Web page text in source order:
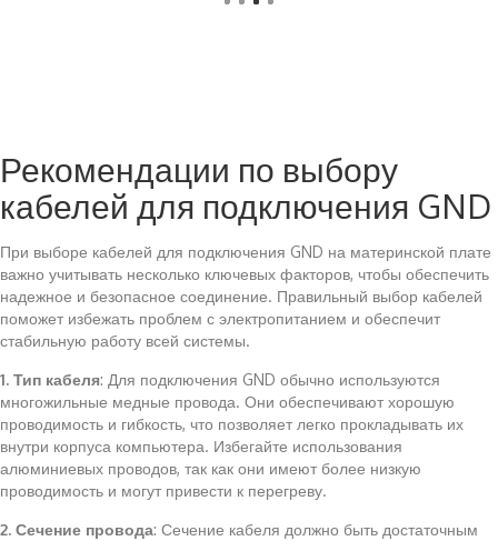
Рекомендации по выбору
кабелей для подключения GND
При выборе кабелей для подключения GND на материнской плате
важно учитывать несколько ключевых факторов, чтобы обеспечить
надежное и безопасное соединение. Правильный выбор кабелей
поможет избежать проблем с электропитанием и обеспечит
стабильную работу всей системы.
1. Тип кабеля: Для подключения GND обычно используются
многожильные медные провода. Они обеспечивают хорошую
проводимость и гибкость, что позволяет легко прокладывать их
внутри корпуса компьютера. Избегайте использования
алюминиевых проводов, так как они имеют более низкую
проводимость и могут привести к перегреву.
2. Сечение провода: Сечение кабеля должно быть достаточным